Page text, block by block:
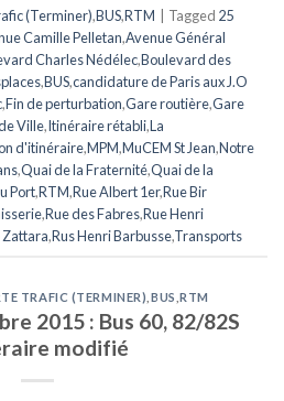
(Terminer),BUS,RTM Tagged 25
Camille Pelletan,Avenue Général
Charles Nédélec,Boulevard des
,BUS,candidature de Paris aux J.O
,Fin de perturbation,Gare routière,Gare
Ville,Itinéraire rétabli,La
d'itinéraire,MPM,MuCEM St Jean,Notre
,Quai de la Fraternité,Quai de la
Port,RTM,Rue Albert 1er,Rue Bir
,Rue des Fabres,Rue Henri
Zattara,Rus Henri Barbusse,Transports
TRAFIC (TERMINER) BUS ,RTM
2015 : Bus 60, 82/82S
modifié